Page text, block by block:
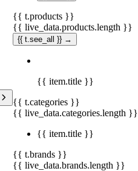
{{ t.products }}
{{ live_data.products.length }}
{{ t.see_all }} →
{{ item.title }}
{{ t.categories }}
{{ live_data.categories.length }}
{{ item.title }}
{{ t.brands }}
{{ live_data.brands.length }}